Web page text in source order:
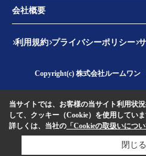
会社概要
利用規約 プライバシーポリシー
Copyright(c) 株式会社ルームワン
当サイトでは、お客様の当サイト利用状
して、クッキー（Cookie）を使用していま
詳しくは、当社の 「Cookieの取扱いについ
閉じる